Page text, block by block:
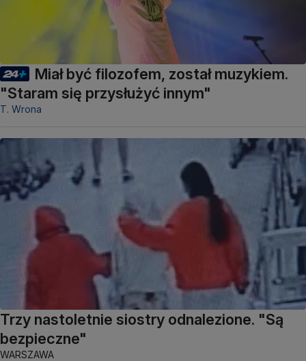
Miał być filozofem, został muzykiem.
"Staram się przysłużyć innym"
T. Wrona
Trzy nastoletnie siostry odnalezione. "Są
bezpieczne"
WARSZAWA